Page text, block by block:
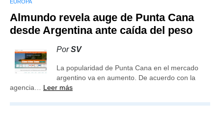
EUROPA
Almundo revela auge de Punta Cana
desde Argentina ante caída del peso
PorSV
La popularidad de Punta Cana en el mercado
argentino va en aumento. De acuerdo con la
agencia… Leer más